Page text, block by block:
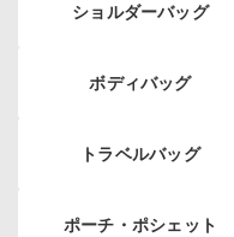
ショルダーバッグ
ボディバッグ
トラベルバッグ
ポーチ・ポシェット